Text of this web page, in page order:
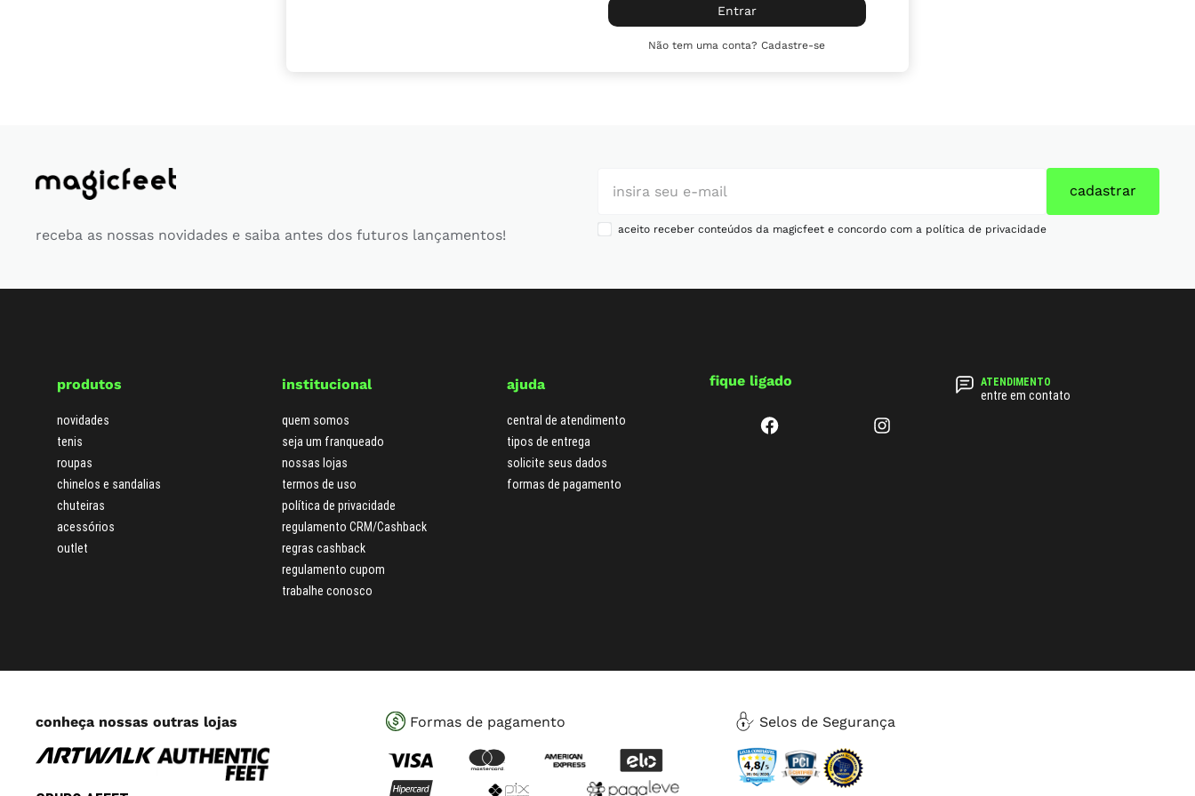
Entrar
Não tem uma conta? Cadastre-se
receba as nossas novidades e saiba antes dos futuros lançamentos!
cadastrar
aceito receber conteúdos da magicfeet e concordo com a política de privacidade
produtos
novidades
tenis
roupas
chinelos e sandalias
chuteiras
acessórios
outlet
institucional
quem somos
seja um franqueado
nossas lojas
termos de uso
política de privacidade
regulamento CRM/Cashback
regras cashback
regulamento cupom
trabalhe conosco
ajuda
central de atendimento
tipos de entrega
solicite seus dados
formas de pagamento
fique ligado
entre em contato
conheça nossas outras lojas Formas de pagamento Selos de Segurança